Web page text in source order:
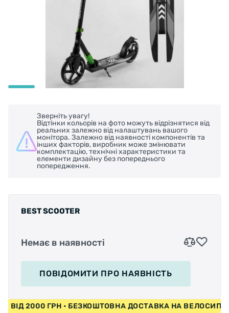
Зверніть увагу!
Відтінки кольорів на фото можуть відрізнятися від
реальних залежно від налаштувань вашого
монітора. Залежно від наявності компонентів та
інших факторів, виробник може змінювати
комплектацію, технічні характеристики та
елементи дизайну без попереднього
попередження.
BEST SCOOTER
Немає в наявності
ПОВІДОМИТИ ПРО НАЯВНІСТЬ
ВІД 2000 ГРН • БЕЗКОШТОВНА ДОСТАВКА НА